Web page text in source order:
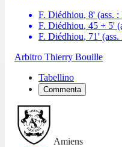
F. Diédhiou, 8' (ass. :
F. Diédhiou, 45 + 5'
F. Diédhiou, 71' (ass.
Arbitro Thierry Bouille
Tabellino
Commenta
Amiens